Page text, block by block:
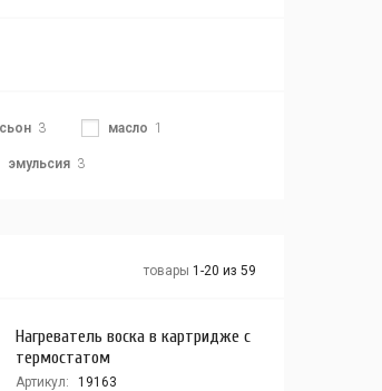
3 масло 1
эмульсия 3
товары 1-20 из 59
Нагреватель воска в картридже с
термостатом
Артикул:
19163